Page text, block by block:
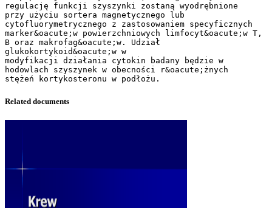
regulację funkcji szyszynki zostaną wyodrębnione
przy użyciu sortera magnetycznego lub
cytofluorymetrycznego z zastosowaniem specyficznych
marker&oacute;w powierzchniowych limfocyt&oacute;w T,
B oraz makrofag&oacute;w. Udział
glukokortykoid&oacute;w w
modyfikacji działania cytokin badany będzie w
hodowlach szyszynek w obecności r&oacute;żnych
Related documents